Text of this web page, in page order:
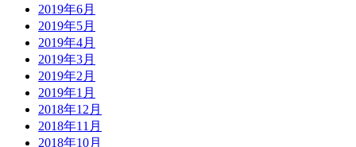
2019年6月
2019年5月
2019年4月
2019年3月
2019年2月
2019年1月
2018年12月
2018年11月
2018年10月